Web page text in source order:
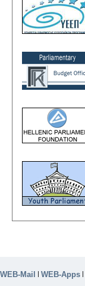
WEB-Mail | WEB-Apps |